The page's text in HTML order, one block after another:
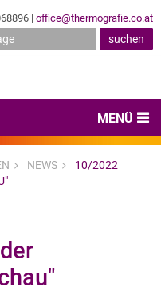
| office@thermografie.co.at
MENÜ
NEWS
10/2022